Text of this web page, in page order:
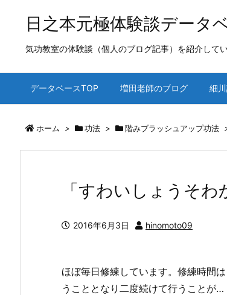
日之本元極体験談データ
気功教室の体験談（個人のブログ記事）を紹介してい
データベースTOP 増田老師のブログ 細
ホーム > 功法 > 階みブラッシュアップ功法
「すわいしょうそわ
2016年6月3日 hinomoto09
ほぼ毎日修練しています。修練時間
うこととなり二度続けて行うことが…